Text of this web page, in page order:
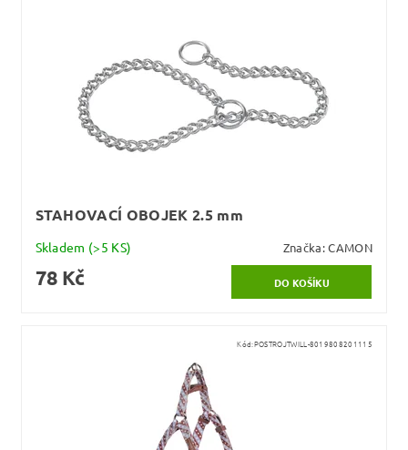
STAHOVACÍ OBOJEK 2.5 mm
Skladem (>5 KS) Značka:CAMON
78 Kč
Kód:POSTROJTWILL-8019808201115